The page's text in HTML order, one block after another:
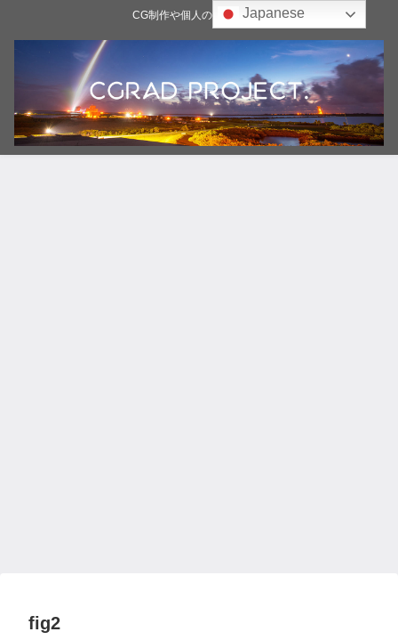
CG制作や個人の雑記ブログ
fig2
Japanese